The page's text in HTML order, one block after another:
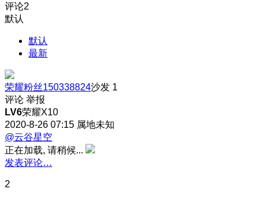
评论2
默认
默认
最新
荣耀粉丝150338824沙发 1
评论 举报
LV6荣耀X10
2020-8-26 07:15 属地未知
@云谷星空
正在加载, 请稍候...
发表评论…
2